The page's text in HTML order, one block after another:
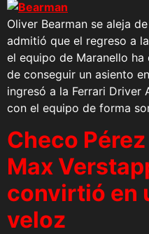
Oliver Bearman se aleja
admitió que el regreso a
el equipo de Maranello
de conseguir un asiento
ingresó a la Ferrari Driver
con el equipo de forma
Checo
Max
convirtió en
veloz